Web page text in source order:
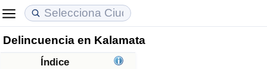
Delincuencia en Kalamata
Índice
Coste de vida
Precios de las propiedades
Calidad de Vida